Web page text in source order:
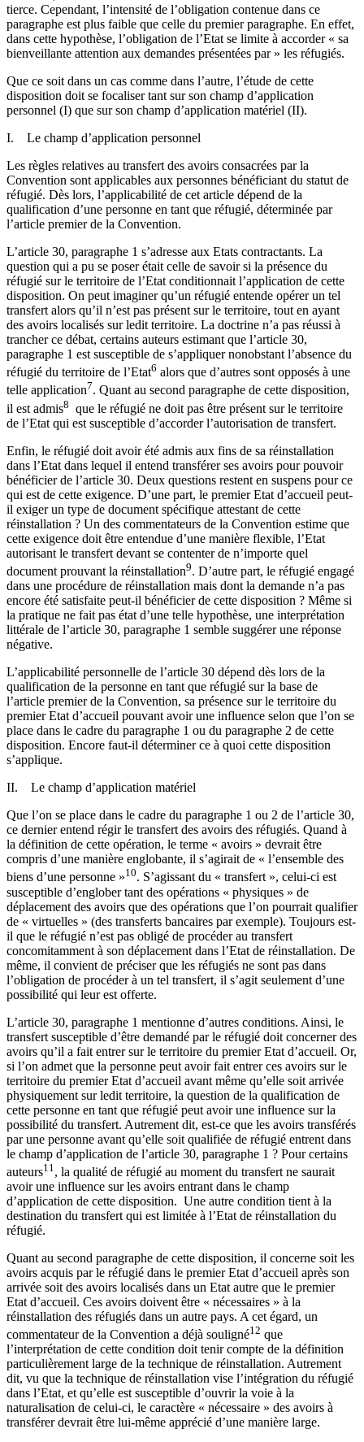
tierce. Cependant, l’intensité de l’obligation contenue dans ce
paragraphe est plus faible que celle du premier paragraphe. En effet,
dans cette hypothèse, l’obligation de l’Etat se limite à accorder « sa
bienveillante attention aux demandes présentées par » les réfugiés.
Que ce soit dans un cas comme dans l’autre, l’étude de cette
disposition doit se focaliser tant sur son champ d’application
personnel (I) que sur son champ d’application matériel (II).
I. Le champ d’application personnel
Les règles relatives au transfert des avoirs consacrées par la
Convention sont applicables aux personnes bénéficiant du statut de
réfugié. Dès lors, l’applicabilité de cet article dépend de la
qualification d’une personne en tant que réfugié, déterminée par
l’article premier de la Convention.
L’article 30, paragraphe 1 s’adresse aux Etats contractants. La
question qui a pu se poser était celle de savoir si la présence du
réfugié sur le territoire de l’Etat conditionnait l’application de cette
disposition. On peut imaginer qu’un réfugié entende opérer un tel
transfert alors qu’il n’est pas présent sur le territoire, tout en ayant
des avoirs localisés sur ledit territoire. La doctrine n’a pas réussi à
trancher ce débat, certains auteurs estimant que l’article 30,
paragraphe 1 est susceptible de s’appliquer nonobstant l’absence du
réfugié du territoire de l’Etat6 alors que d’autres sont opposés à une
telle application7. Quant au second paragraphe de cette disposition,
il est admis8 que le réfugié ne doit pas être présent sur le territoire
de l’Etat qui est susceptible d’accorder l’autorisation de transfert.
Enfin, le réfugié doit avoir été admis aux fins de sa réinstallation
dans l’Etat dans lequel il entend transférer ses avoirs pour pouvoir
bénéficier de l’article 30. Deux questions restent en suspens pour ce
qui est de cette exigence. D’une part, le premier Etat d’accueil peut-
il exiger un type de document spécifique attestant de cette
réinstallation ? Un des commentateurs de la Convention estime que
cette exigence doit être entendue d’une manière flexible, l’Etat
autorisant le transfert devant se contenter de n’importe quel
document prouvant la réinstallation9. D’autre part, le réfugié engagé
dans une procédure de réinstallation mais dont la demande n’a pas
encore été satisfaite peut-il bénéficier de cette disposition ? Même si
la pratique ne fait pas état d’une telle hypothèse, une interprétation
littérale de l’article 30, paragraphe 1 semble suggérer une réponse
négative.
L’applicabilité personnelle de l’article 30 dépend dès lors de la
qualification de la personne en tant que réfugié sur la base de
l’article premier de la Convention, sa présence sur le territoire du
premier Etat d’accueil pouvant avoir une influence selon que l’on se
place dans le cadre du paragraphe 1 ou du paragraphe 2 de cette
disposition. Encore faut-il déterminer ce à quoi cette disposition
s’applique.
II. Le champ d’application matériel
Que l’on se place dans le cadre du paragraphe 1 ou 2 de l’article 30,
ce dernier entend régir le transfert des avoirs des réfugiés. Quand à
la définition de cette opération, le terme « avoirs » devrait être
compris d’une manière englobante, il s’agirait de « l’ensemble des
biens d’une personne »10. S’agissant du « transfert », celui-ci est
susceptible d’englober tant des opérations « physiques » de
déplacement des avoirs que des opérations que l’on pourrait qualifier
de « virtuelles » (des transferts bancaires par exemple). Toujours est-
il que le réfugié n’est pas obligé de procéder au transfert
concomitamment à son déplacement dans l’Etat de réinstallation. De
même, il convient de préciser que les réfugiés ne sont pas dans
l’obligation de procéder à un tel transfert, il s’agit seulement d’une
possibilité qui leur est offerte.
L’article 30, paragraphe 1 mentionne d’autres conditions. Ainsi, le
transfert susceptible d’être demandé par le réfugié doit concerner des
avoirs qu’il a fait entrer sur le territoire du premier Etat d’accueil. Or,
si l’on admet que la personne peut avoir fait entrer ces avoirs sur le
territoire du premier Etat d’accueil avant même qu’elle soit arrivée
physiquement sur ledit territoire, la question de la qualification de
cette personne en tant que réfugié peut avoir une influence sur la
possibilité du transfert. Autrement dit, est-ce que les avoirs transférés
par une personne avant qu’elle soit qualifiée de réfugié entrent dans
le champ d’application de l’article 30, paragraphe 1 ? Pour certains
auteurs11 , la qualité de réfugié au moment du transfert ne saurait
avoir une influence sur les avoirs entrant dans le champ
d’application de cette disposition. Une autre condition tient à la
destination du transfert qui est limitée à l’Etat de réinstallation du
réfugié.
Quant au second paragraphe de cette disposition, il concerne soit les
avoirs acquis par le réfugié dans le premier Etat d’accueil après son
arrivée soit des avoirs localisés dans un Etat autre que le premier
Etat d’accueil. Ces avoirs doivent être « nécessaires » à la
réinstallation des réfugiés dans un autre pays. A cet égard, un
commentateur de la Convention a déjà souligné12 que
l’interprétation de cette condition doit tenir compte de la définition
particulièrement large de la technique de réinstallation. Autrement
dit, vu que la technique de réinstallation vise l’intégration du réfugié
dans l’Etat, et qu’elle est susceptible d’ouvrir la voie à la
naturalisation de celui-ci, le caractère « nécessaire » des avoirs à
transférer devrait être lui-même apprécié d’une manière large.